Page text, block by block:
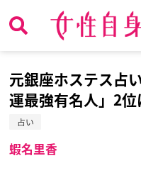
元銀座ホステス占
運最強有名人」2
占い
蝦名里香